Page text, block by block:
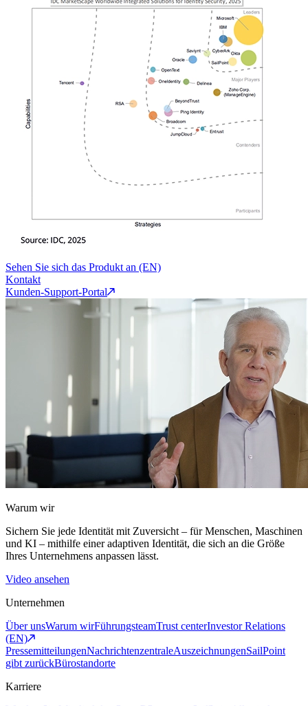
Sehen Sie sich das Produkt an (EN)
Kontakt
Kunden-Support-Portal
Warum wir
Sichern Sie jede Identität mit Zuversicht – für Menschen, Maschinen
und KI – mithilfe einer adaptiven Identität, die sich an die Größe
Ihres Unternehmens anpassen lässt.
Video ansehen
Unternehmen
Über unsWarum wirFührungsteamTrust centerInvestor Relations
(EN)
PressemitteilungenNachrichtenzentraleAuszeichnungenSailPoint
gibt zurückBürostandorte
Karriere